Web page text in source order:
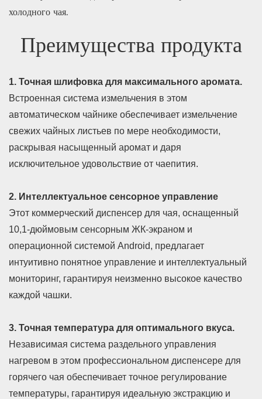
холодного чая.
Преимущества продукта
1. Точная шлифовка для максимального аромата.
Встроенная система измельчения в этом
автоматическом чайнике обеспечивает измельчение
свежих чайных листьев по мере необходимости,
раскрывая насыщенный аромат и даря
исключительное удовольствие от чаепития.
2. Интеллектуальное сенсорное управление
Этот коммерческий диспенсер для чая, оснащенный
10,1-дюймовым сенсорным ЖК-экраном и
операционной системой Android, предлагает
интуитивно понятное управление и интеллектуальный
мониторинг, гарантируя неизменно высокое качество
каждой чашки.
3. Точная температура для оптимального вкуса.
Независимая система раздельного управления
нагревом в этом профессиональном диспенсере для
горячего чая обеспечивает точное регулирование
температуры, гарантируя идеальную экстракцию и